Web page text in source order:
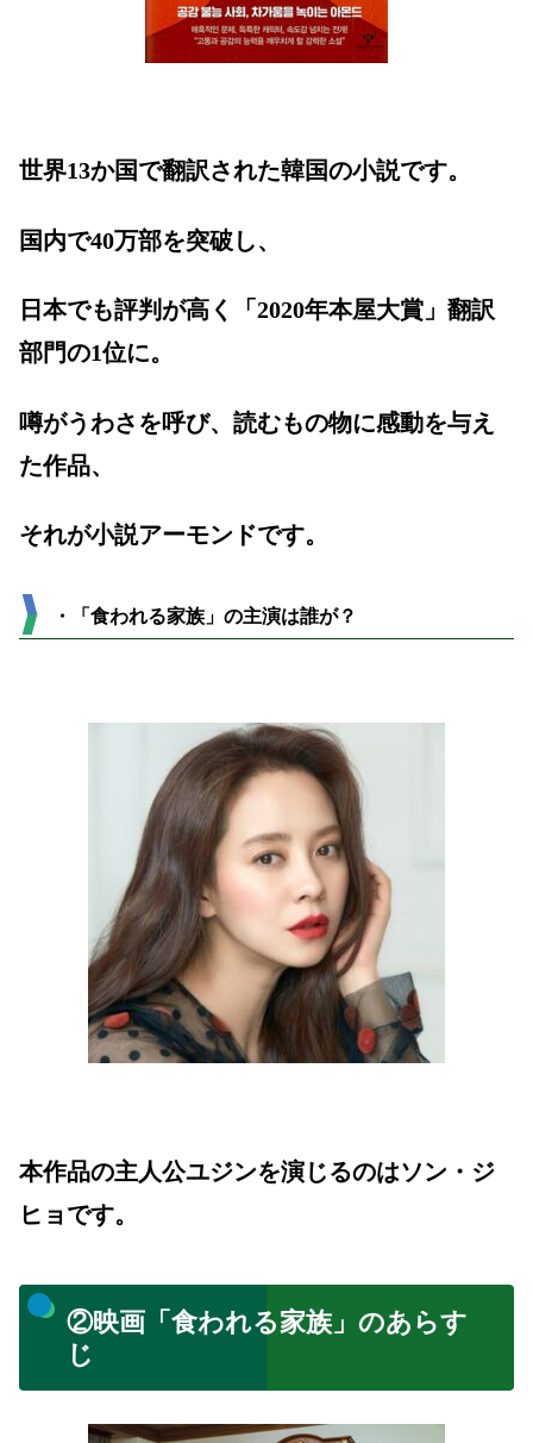
世界13か国で翻訳された韓国の小説です。
国内で40万部を突破し、
日本でも評判が高く「2020年本屋大賞」翻訳
部門の1位に。
噂がうわさを呼び、読むもの物に感動を与え
た作品、
それが小説アーモンドです。
・「食われる家族」の主演は誰が？
本作品の主人公ユジンを演じるのはソン・ジ
ヒョです。
②映画「食われる家族」のあらす
じ